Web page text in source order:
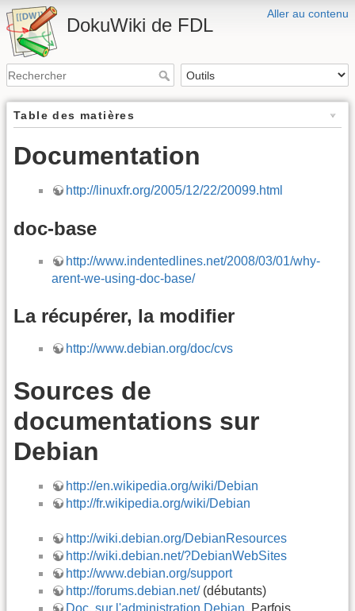
Aller au contenu
DokuWiki de FDL
Table des matières
Documentation
http://linuxfr.org/2005/12/22/20099.html
doc-base
http://www.indentedlines.net/2008/03/01/why-
arent-we-using-doc-base/
La récupérer, la modifier
http://www.debian.org/doc/cvs
Sources de
documentations sur
Debian
http://en.wikipedia.org/wiki/Debian
http://fr.wikipedia.org/wiki/Debian
http://wiki.debian.org/DebianResources
http://wiki.debian.net/?DebianWebSites
http://www.debian.org/support
http://forums.debian.net/(débutants)
Doc. sur l'administration Debian. Parfois